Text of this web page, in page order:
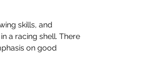
skills, and
a racing shell. There
on good